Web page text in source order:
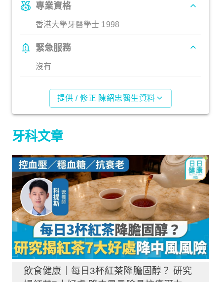
專業資格
香港大學牙醫學士 1998
緊急服務
沒有
提供 / 修正 陳紹忠醫生資料
牙科文章
飲食健康｜每日3杯紅茶降膽固醇？ 研究